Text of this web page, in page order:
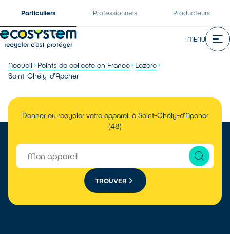
Particuliers Professionnels Producteurs
MENU
Accueil Points de collecte en France
Lozère
Saint-Chély-d'Apcher
Donner ou recycler votre appareil à Saint-Chély-d'Apcher
(48)
TROUVER